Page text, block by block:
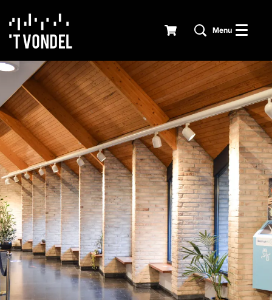
Menu
Inzoomen